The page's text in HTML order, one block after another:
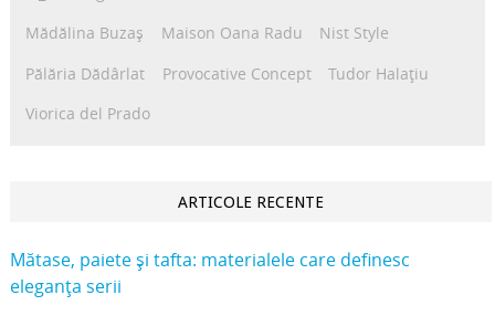
Mădălina Buzaș
Maison Oana Radu
Nist Style
Pălăria Dădârlat
Provocative Concept
Tudor Halațiu
Viorica del Prado
ARTICOLE RECENTE
Mătase, paiete și tafta: materialele care definesc
eleganța serii